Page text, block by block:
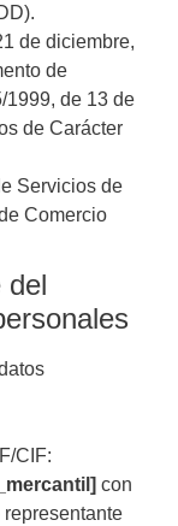
de diciembre,
de
1999, de 13 de
de Carácter
Servicios de
Comercio
del
CIF:
con
representante